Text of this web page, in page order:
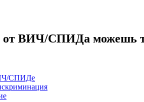
от ВИЧ/СПИДа можешь
СПИДе